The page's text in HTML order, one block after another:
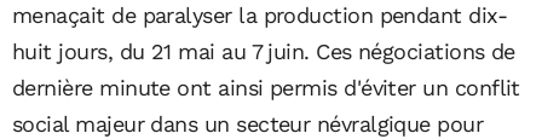
menaçait de paralyser la production pendant dix-
huit jours, du 21 mai au 7 juin. Ces négociations de
dernière minute ont ainsi permis d'éviter un conflit
social majeur dans un secteur névralgique pour